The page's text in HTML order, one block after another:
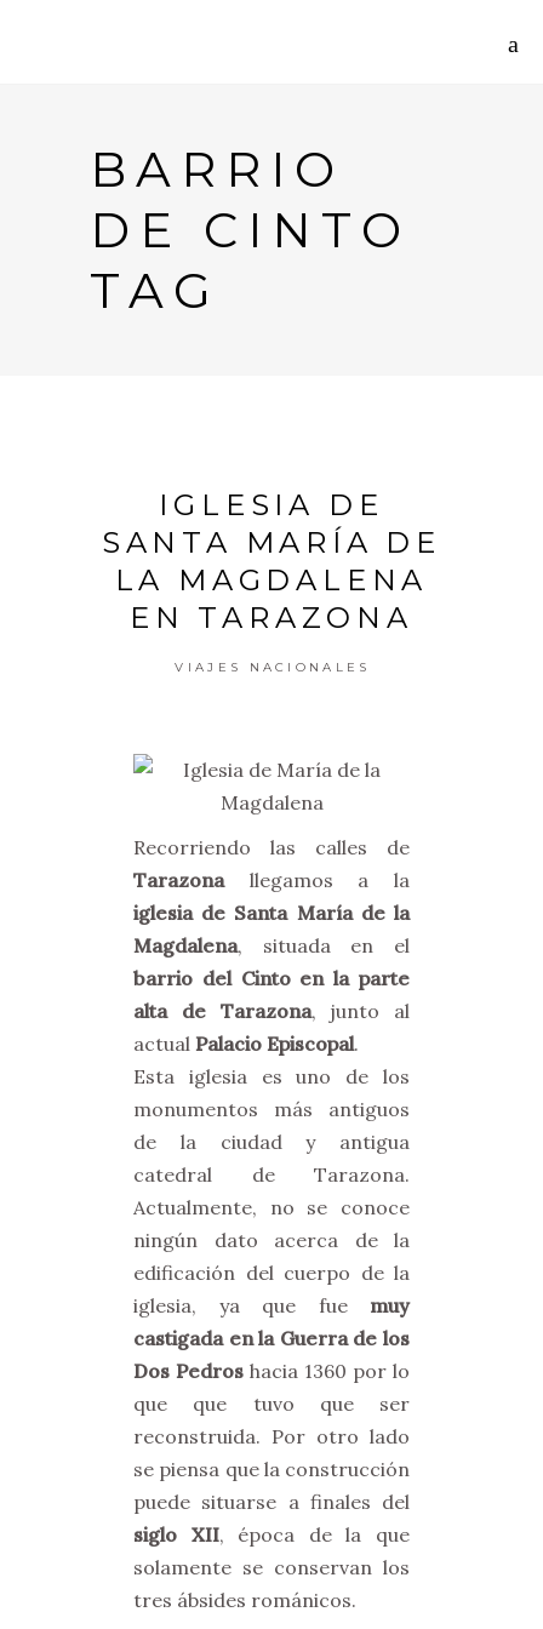
BARRIO
DE CINTO
TAG
IGLESIA DE
SANTA MARÍA DE
LA MAGDALENA
EN TARAZONA
VIAJES NACIONALES
Recorriendo las calles de
Tarazonallegamos a la
iglesia de Santa María de la
Magdalena, situada en el
barrio del Cinto en la parte
alta de Tarazona, junto al
actual Palacio Episcopal.
Esta iglesia es uno de los
monumentos más antiguos
de la ciudad y antigua
catedral de Tarazona.
Actualmente, no se conoce
ningún dato acerca de la
edificación del cuerpo de la
iglesia, ya que fue muy
castigada en la Guerra de los
Dos Pedros hacia 1360 por lo
que que tuvo que ser
reconstruida. Por otro lado
se piensa que la construcción
puede situarse a finales del
siglo XII, época de la que
solamente se conservan los
tres ábsides románicos.